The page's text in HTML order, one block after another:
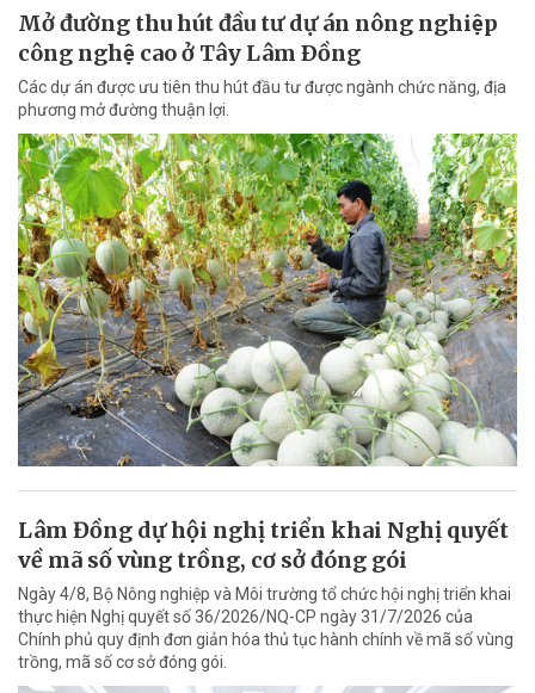
Mở đường thu hút đầu tư dự án nông nghiệp
công nghệ cao ở Tây Lâm Ðồng
Các dự án được ưu tiên thu hút đầu tư được ngành chức năng, địa
phương mở đường thuận lợi.
Lâm Đồng dự hội nghị triển khai Nghị quyết
về mã số vùng trồng, cơ sở đóng gói
Ngày 4/8, Bộ Nông nghiệp và Môi trường tổ chức hội nghị triển khai
thực hiện Nghị quyết số 36/2026/NQ-CP ngày 31/7/2026 của
Chính phủ quy định đơn giản hóa thủ tục hành chính về mã số vùng
trồng, mã số cơ sở đóng gói.